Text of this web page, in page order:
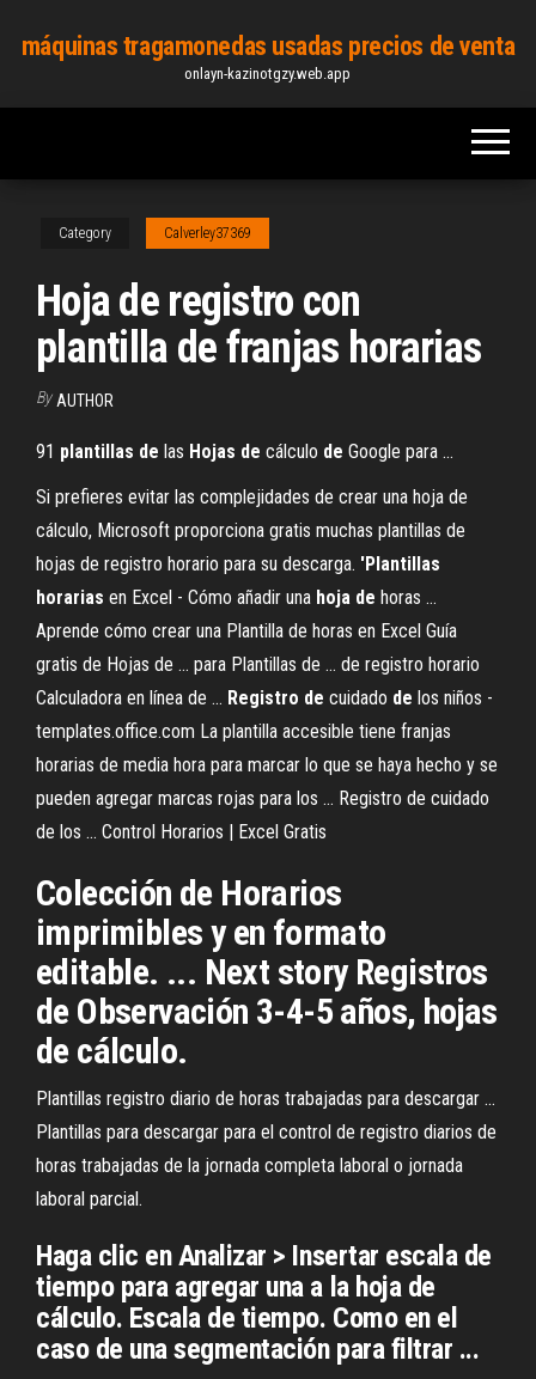
content
máquinas tragamonedas usadas precios de venta
onlayn-kazinotgzy.web.app
Category Calverley37369
Hoja de registro con
plantilla de franjas horarias
By AUTHOR
91 plantillas de las Hojas de cálculo de Google para ...
Si prefieres evitar las complejidades de crear una hoja de
cálculo, Microsoft proporciona gratis muchas plantillas de
hojas de registro horario para su descarga. 'Plantillas
horarias en Excel - Cómo añadir una hoja de horas ...
Aprende cómo crear una Plantilla de horas en Excel Guía
gratis de Hojas de ... para Plantillas de ... de registro horario
Calculadora en línea de ... Registro de cuidado de los niños -
templates.office.com La plantilla accesible tiene franjas
horarias de media hora para marcar lo que se haya hecho y se
pueden agregar marcas rojas para los ... Registro de cuidado
de los ... Control Horarios | Excel Gratis
Colección de Horarios
imprimibles y en formato
editable. ... Next story Registros
de Observación 3-4-5 años, hojas
de cálculo.
Plantillas registro diario de horas trabajadas para descargar ...
Plantillas para descargar para el control de registro diarios de
horas trabajadas de la jornada completa laboral o jornada
laboral parcial.
Haga clic en Analizar > Insertar escala de
tiempo para agregar una a la hoja de
cálculo. Escala de tiempo. Como en el
caso de una segmentación para filtrar ...